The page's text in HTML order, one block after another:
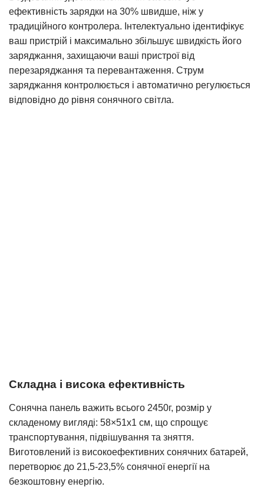
ефективність зарядки на 30% швидше, ніж у
традиційного контролера. Інтелектуально ідентифікує
ваш пристрій і максимально збільшує швидкість його
заряджання, захищаючи ваші пристрої від
перезаряджання та перевантаження. Струм
заряджання контролюється і автоматично регулюється
відповідно до рівня сонячного світла.
Складна і висока ефективність
Сонячна панель важить всього 2450г, розмір у
складеному вигляді: 58×51х1 см, що спрощує
транспортування, підвішування та зняття.
Виготовлений із високоефективних сонячних батарей,
перетворює до 21,5-23,5% сонячної енергії на
безкоштовну енергію.